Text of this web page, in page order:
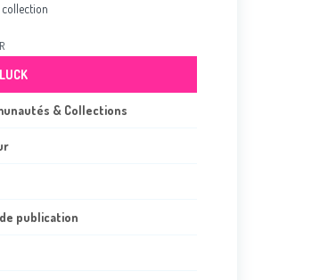
collection
& Collections
publication